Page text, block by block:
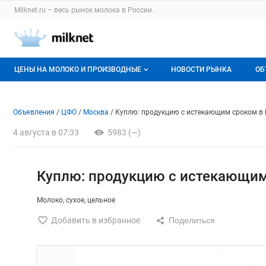
Раздел навигации по сайту milknet.ru
Milknet.ru – весь рынок молока в России.
Авторизация и меню пользователя
Навигация по разделам сайта milknet.ru
ЦЕНЫ НА МОЛОКО И ПРОИЗВОДНЫЕ
Динамика цен
НОВОСТИ РЫНКА
Объявление: Куплю:
Информация о объявлении
Навигация и управление
Объявления ЦФО Москва Куплю: продукцию с истекающим сроком в
4 августа в 07:33 5983 (—)
Куплю: продукцию с
Молоко сухое цельное
Добавить в избранное